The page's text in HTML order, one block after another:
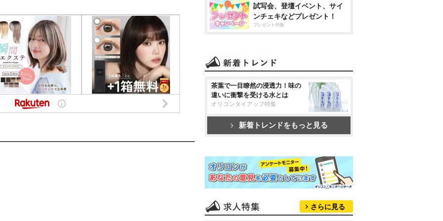
試写会、登壇イベント、サイ
ンチェキなどプレゼント！
プレゼント特集
茶葉で一目瞭然の浸透力！味の
違いに衝撃を受ける水とは
オリコンタイアップ特集
新着トレンドをもっと見る
さらに見る